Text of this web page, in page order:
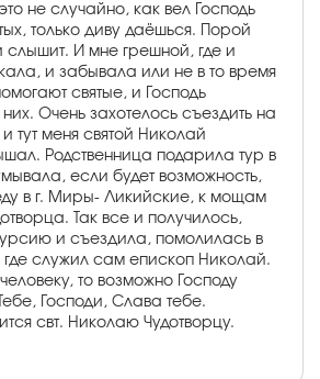
не случайно, как вел Господь
только диву даёшься. Порой
И мне грешной, где и
и забывала или не в то время
святые, и Господь
них. Очень захотелось съездить на
тут меня святой Николай
Родственница подарила тур в
если будет возможность,
в г. Миры- Ликийские, к мощам
Так все и получилось,
и съездила, помолилась в
служил сам епископ Николай.
то возможно Господу
Господи, Слава тебе.
свт. Николаю Чудотворцу.